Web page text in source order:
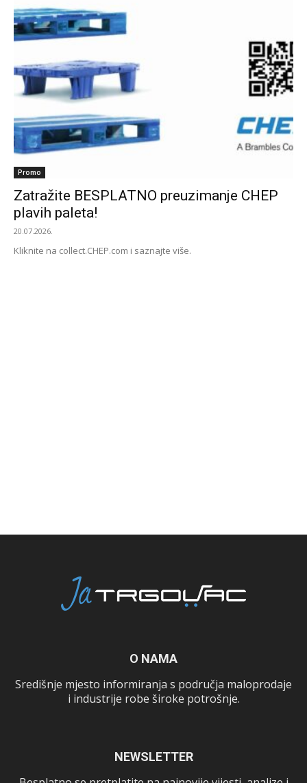
Promo
Zatražite BESPLATNO preuzimanje CHEP
plavih paleta!
20.07.2026.
Kliknite na collect.CHEP.com i saznajte više.
O NAMA
Središnje mjesto informiranja s područja maloprodaje
i industrije robe široke potrošnje.
NEWSLETTER